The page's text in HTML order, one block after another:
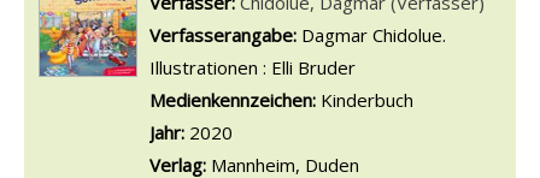
Verfasserangabe: Dagmar Chidolue.
Illustrationen : Elli Bruder
Medienkennzeichen: Kinderbuch
Jahr: 2020
Verlag: Mannheim, Duden